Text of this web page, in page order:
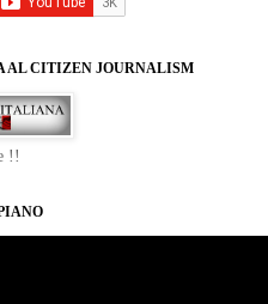
AL CITIZEN JOURNALISM
!!